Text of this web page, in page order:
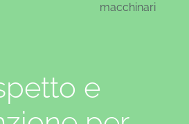
macchinari
e